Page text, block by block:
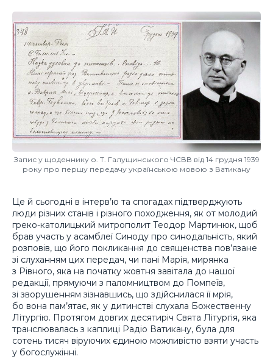
Запис у щоденнику о. Т. Галущинського ЧСВВ від 14 грудня 1939
року про першу передачу українською мовою з Ватикану
Це й сьогодні в інтерв’ю та спогадах підтверджують
люди різних станів і різного походження, як от молодий
греко-католицький митрополит Теодор Мартинюк, щоб
брав участь у асамблеї Синоду про синодальність, який
розповів, що його покликання до священства пов’язане
зі слуханням цих передач, чи пані Марія, мирянка
з Рівного, яка на початку жовтня завітала до нашої
редакції, прямуючи з паломництвом до Помпеїв,
зі зворушенням зізнавшись, що здійснилася її мрія,
бо вона пам’ятає, як у дитинстві слухала Божественну
Літургію. Протягом довгих десятиріч Свята Літургія, яка
транслювалась з каплиці Радіо Ватикану, була для
сотень тисяч віруючих єдиною можливістю взяти участь
у богослужінні.